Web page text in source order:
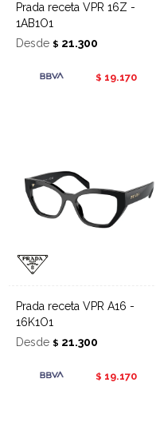
Prada receta VPR 16Z -
1AB1O1
Desde $ 21.300
$ 19.170
Prada receta VPR A16 -
16K1O1
Desde $ 21.300
$ 19.170